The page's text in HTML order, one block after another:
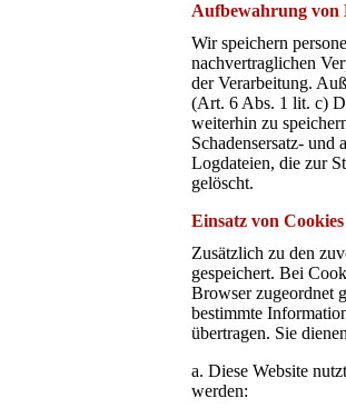
Aufbewahrung von
Wir speichern
nachvertraglichen
der Verarbeitung.
(Art. 6 Abs. 1 lit. c)
weiterhin zu
Schadensersatz- und
Logdateien, die zur
gelöscht.
Einsatz von Cookies
Zusätzlich zu den
gespeichert. Bei
Browser zugeordnet
bestimmte
übertragen. Sie
a. Diese Website
werden: